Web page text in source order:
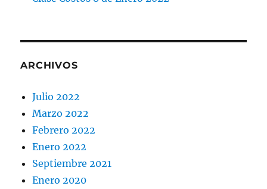
ARCHIVOS
Julio 2022
Marzo 2022
Febrero 2022
Enero 2022
Septiembre 2021
Enero 2020